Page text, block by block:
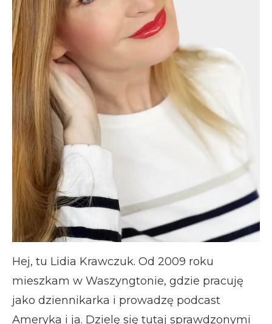
Hej, tu Lidia Krawczuk. Od 2009 roku
mieszkam w Waszyngtonie, gdzie pracuję
jako dziennikarka i prowadzę podcast
Ameryka i ja. Dzielę się tutaj sprawdzonymi